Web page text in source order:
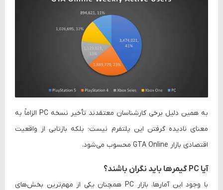
به همین دلیل برخی کارشناسان معتقدند تأخیر نسخه PC الزاماً به
معنای نادیده گرفتن این پلتفرم نیست؛ بلکه بازتابی از واقعیت
اقتصادی بازار GTA Online محسوب می‌شود.
آیا PC گیمرها باید نگران باشند؟
با وجود این آمارها، بازار PC همچنان یکی از مهم‌ترین بخش‌های